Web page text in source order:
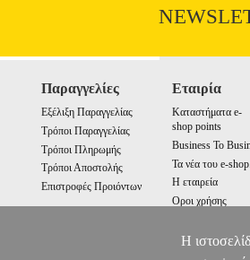
Παραγγελίες
Εξέλιξη Παραγγελίας
Τρόποι Παραγγελίας
Τρόποι Πληρωμής
Τρόποι Αποστολής
Επιστροφές Προιόντων
Εταιρία
Καταστήματα e-
shop points
Business To
Τα νέα του e-
Η εταιρεία
Οροι χρήσης
Η